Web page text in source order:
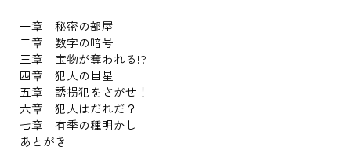
一章 秘密の部屋
二章 数字の暗号
三章 宝物が奪われる!?
四章 犯人の目星
五章 誘拐犯をさがせ！
六章 犯人はだれだ？
七章 有季の種明かし
あとがき